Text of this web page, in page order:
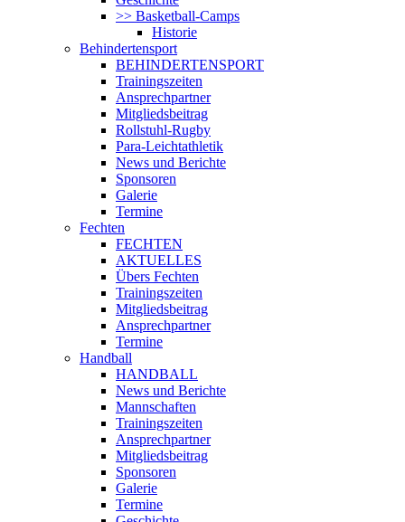
>> Basketball-Camps
Historie
Behindertensport
BEHINDERTENSPORT
Trainingszeiten
Ansprechpartner
Mitgliedsbeitrag
Rollstuhl-Rugby
Para-Leichtathletik
News und Berichte
Sponsoren
Galerie
Termine
Fechten
FECHTEN
AKTUELLES
Übers Fechten
Trainingszeiten
Mitgliedsbeitrag
Ansprechpartner
Termine
Handball
HANDBALL
News und Berichte
Mannschaften
Trainingszeiten
Ansprechpartner
Mitgliedsbeitrag
Sponsoren
Galerie
Termine